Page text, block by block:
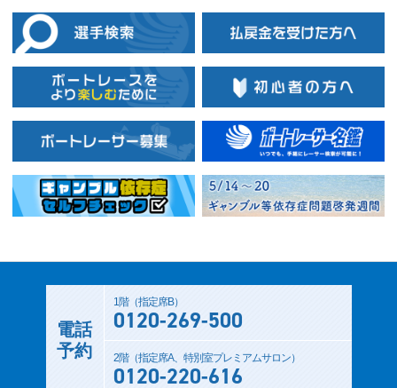
電話
予約
1階（指定席B）
0120-269-500
2階（指定席A、特別室プレミアムサロン）
0120-220-616